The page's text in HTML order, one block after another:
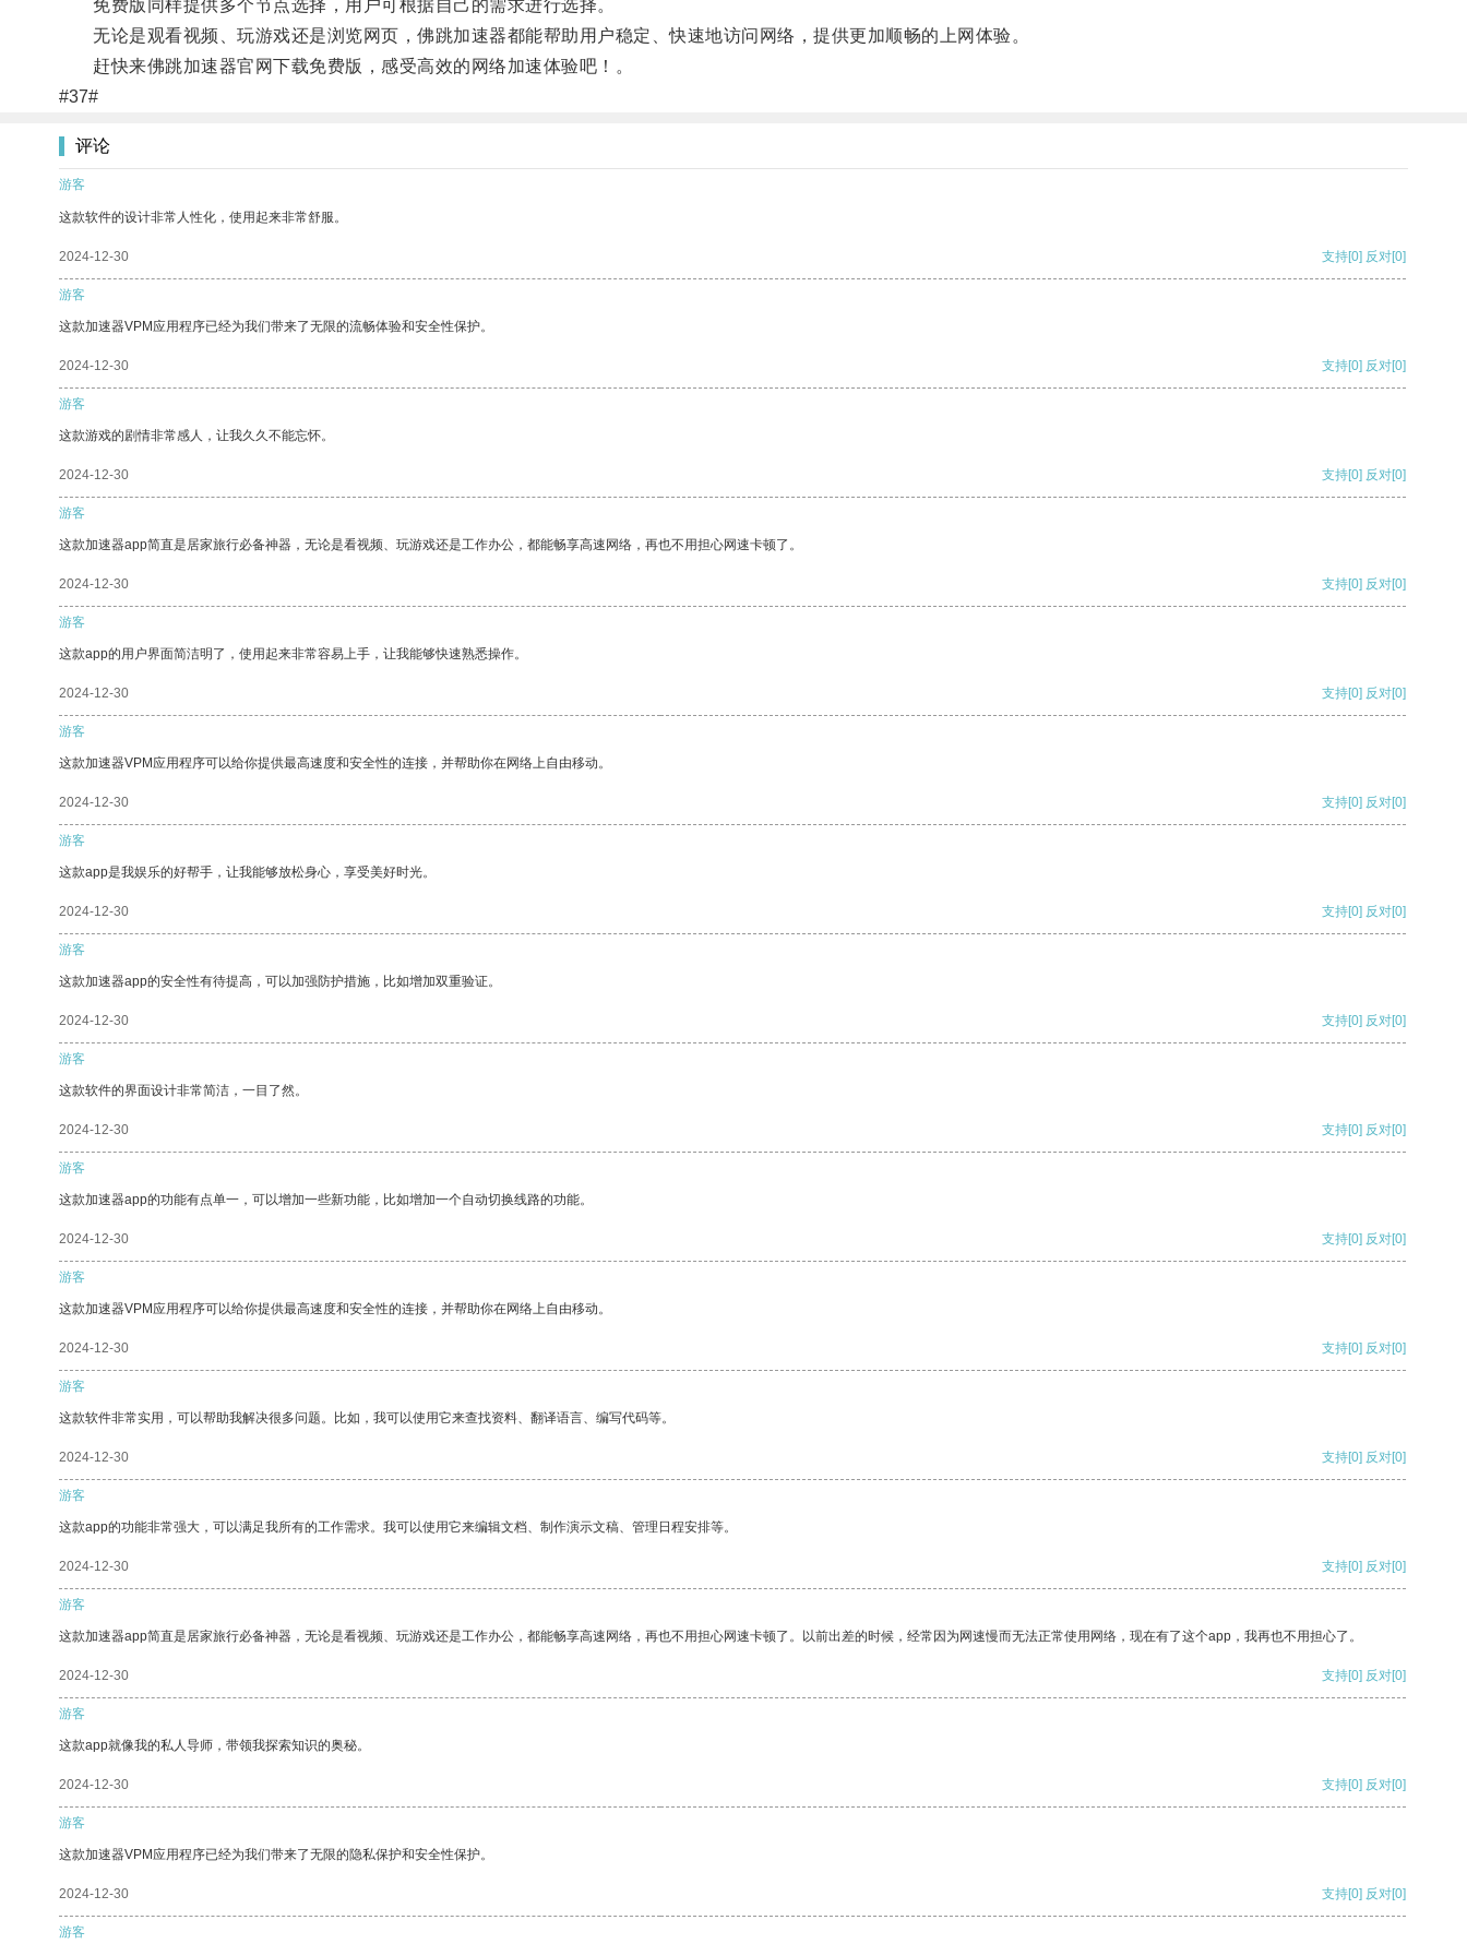
免费版同样提供多个节点选择，用户可根据自己的需求进行选择。
无论是观看视频、玩游戏还是浏览网页，佛跳加速器都能帮助用户稳定、快速地访问网络，提供更加顺畅的上网体验。
赶快来佛跳加速器官网下载免费版，感受高效的网络加速体验吧！。
#37#
评论
游客
这款软件的设计非常人性化，使用起来非常舒服。
2024-12-30 支持[0] 反对[0]
游客
这款加速器VPM应用程序已经为我们带来了无限的流畅体验和安全性保护。
2024-12-30 支持[0] 反对[0]
游客
这款游戏的剧情非常感人，让我久久不能忘怀。
2024-12-30 支持[0] 反对[0]
游客
这款加速器app简直是居家旅行必备神器，无论是看视频、玩游戏还是工作办公，都能畅享高速网络，再也不用担心网速卡顿了。
2024-12-30 支持[0] 反对[0]
游客
这款app的用户界面简洁明了，使用起来非常容易上手，让我能够快速熟悉操作。
2024-12-30 支持[0] 反对[0]
游客
这款加速器VPM应用程序可以给你提供最高速度和安全性的连接，并帮助你在网络上自由移动。
2024-12-30 支持[0] 反对[0]
游客
这款app是我娱乐的好帮手，让我能够放松身心，享受美好时光。
2024-12-30 支持[0] 反对[0]
游客
这款加速器app的安全性有待提高，可以加强防护措施，比如增加双重验证。
2024-12-30 支持[0] 反对[0]
游客
这款软件的界面设计非常简洁，一目了然。
2024-12-30 支持[0] 反对[0]
游客
这款加速器app的功能有点单一，可以增加一些新功能，比如增加一个自动切换线路的功能。
2024-12-30 支持[0] 反对[0]
游客
这款加速器VPM应用程序可以给你提供最高速度和安全性的连接，并帮助你在网络上自由移动。
2024-12-30 支持[0] 反对[0]
游客
这款软件非常实用，可以帮助我解决很多问题。比如，我可以使用它来查找资料、翻译语言、编写代码等。
2024-12-30 支持[0] 反对[0]
游客
这款app的功能非常强大，可以满足我所有的工作需求。我可以使用它来编辑文档、制作演示文稿、管理日程安排等。
2024-12-30 支持[0] 反对[0]
游客
这款加速器app简直是居家旅行必备神器，无论是看视频、玩游戏还是工作办公，都能畅享高速网络，再也不用担心网速卡顿了。以前出差的时候，经常因为网速慢而无法正常使用网络，现在有了这个app，我再也不用担心了。
2024-12-30 支持[0] 反对[0]
游客
这款app就像我的私人导师，带领我探索知识的奥秘。
2024-12-30 支持[0] 反对[0]
游客
这款加速器VPM应用程序已经为我们带来了无限的隐私保护和安全性保护。
2024-12-30 支持[0] 反对[0]
游客